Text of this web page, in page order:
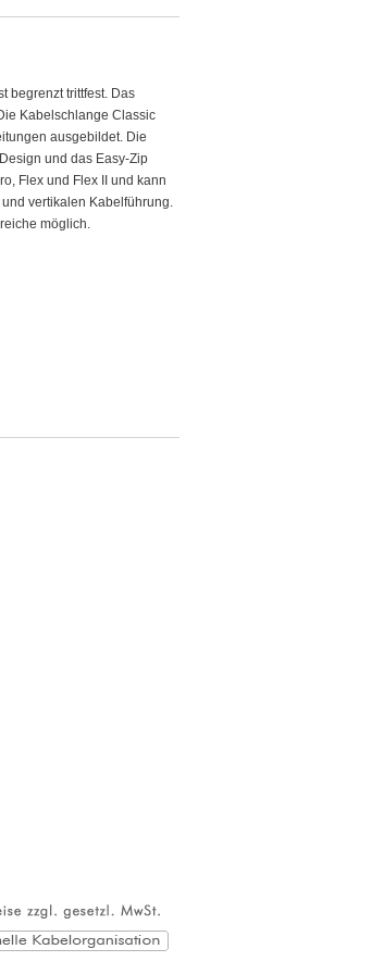
begrenzt trittfest. Das
Kabelschlange Classic
ausgebildet. Die
und das Easy-Zip
Flex und Flex II und kann
vertikalen Kabelführung.
möglich.